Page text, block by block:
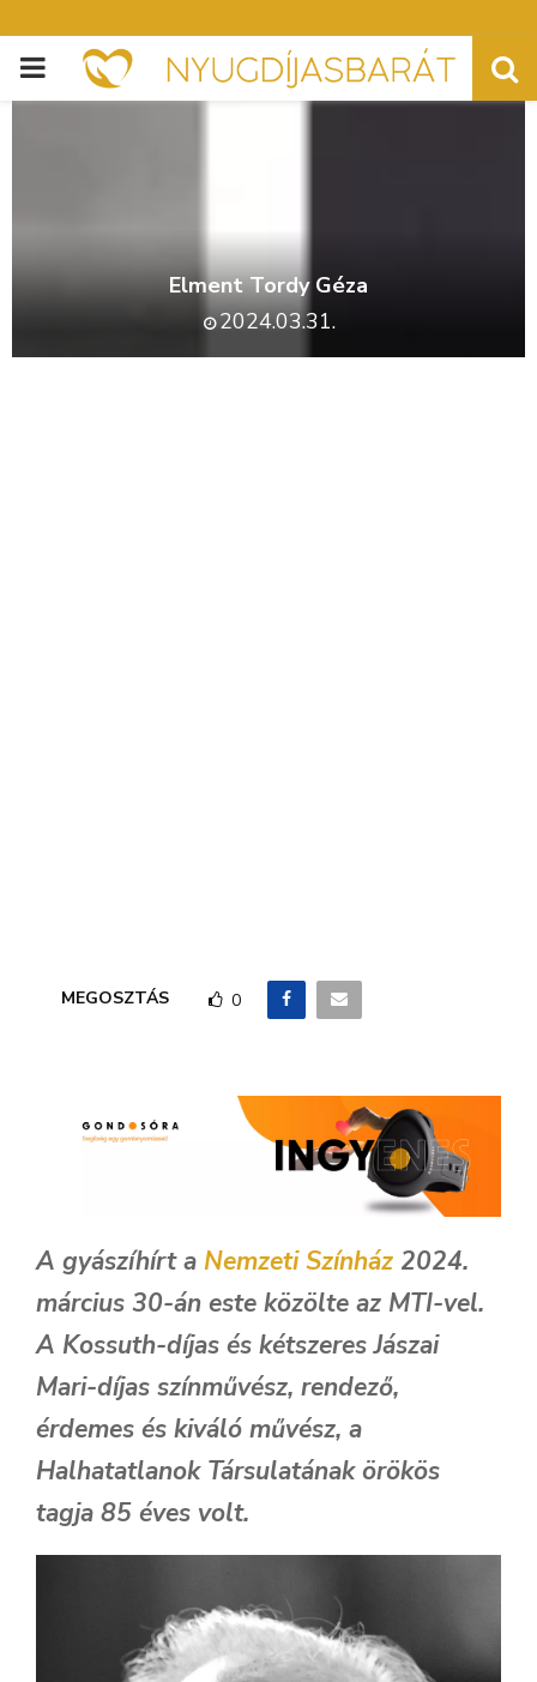
PRIMARY
Elment Tordy Géza
2024.03.31.
MEGOSZTÁS 0
A gyászíhírt a Nemzeti Színház 2024.
március 30-án este közölte az MTI-vel.
A Kossuth-díjas és kétszeres Jászai
Mari-díjas színművész, rendező,
érdemes és kiváló művész, a
Halhatatlanok Társulatának örökös
tagja 85 éves volt.